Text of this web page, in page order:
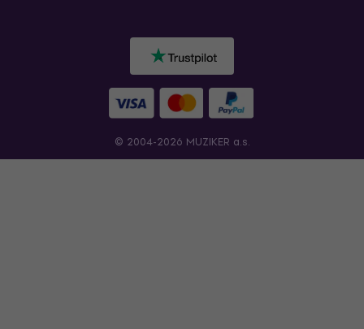
© 2004-2026 MUZIKER a.s.